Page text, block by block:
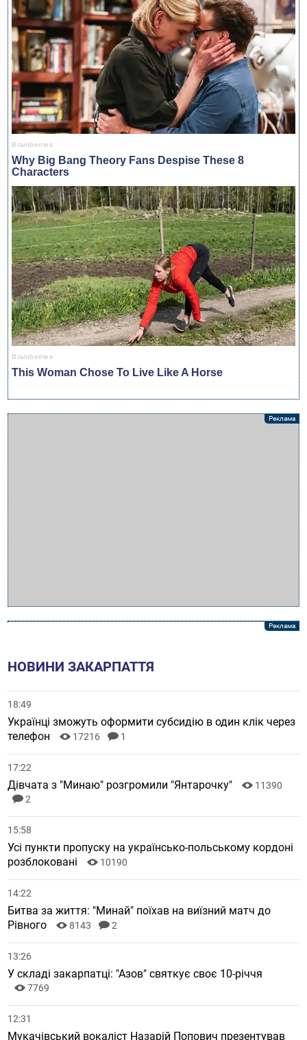
НОВИНИ ЗАКАРПАТТЯ
18:49
Українці зможуть оформити субсидію в один клік через
телефон
17216 1
17:22
Дівчата з "Минаю" розгромили "Янтарочку"
11390
2
15:58
Усі пункти пропуску на українсько-польському кордоні
розблоковані
10190
14:22
Битва за життя: "Минай" поїхав на виїзний матч до
Рівного
8143 2
13:26
У складі закарпатці: "Азов" святкує своє 10-річчя
7769
12:31
Мукачівський вокаліст Назарій Попович презентував